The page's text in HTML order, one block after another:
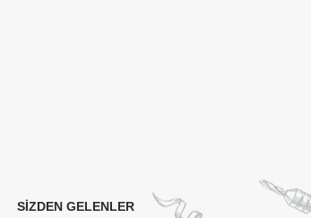
SİZDEN GELENLER